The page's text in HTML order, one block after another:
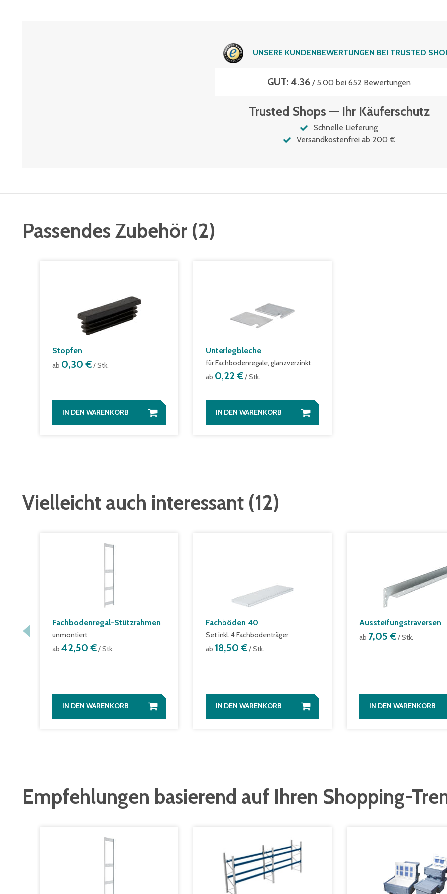
UNSERE KUNDENBEWERTUNGEN BEI TRUSTED
GUT: 4.36 / 5.00 bei 652 Bewertungen
Trusted Shops — Ihr Käuferschutz
Schnelle Lieferung
Versandkostenfrei ab 200 €
Passendes Zubehör (2)
Stopfen
ab 0,30 €/ Stk.
IN DEN WARENKORB
Unterlegbleche
für Fachbodenregale, glanzverzinkt
ab 0,22 €/ Stk.
IN DEN WARENKORB
Vielleicht auch interessant (12)
Fachbodenregal-Stützrahmen
unmontiert
ab 42,50 €/ Stk.
IN DEN WARENKORB
Fachböden 40
Set inkl. 4 Fachbodenträger
ab 18,50 €/ Stk.
IN DEN WARENKORB
Aussteifungstraversen
ab 7,05 €/ Stk.
IN DEN WARENKORB
Empfehlungen basierend auf Ihren Shopping-